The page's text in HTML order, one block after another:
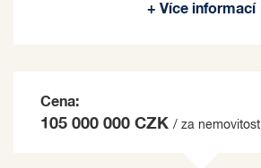
na základě jím zvolených kritérií.
+ Více informací
Cena:
105 000 000 CZK / za nemovitost